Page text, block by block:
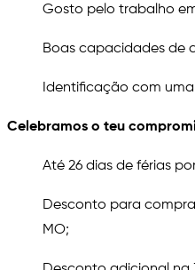
Gosto pelo trabalho
Boas capacidades de
Identificação com
Celebramos o teu
Até 26 dias de férias
Desconto para
MO;